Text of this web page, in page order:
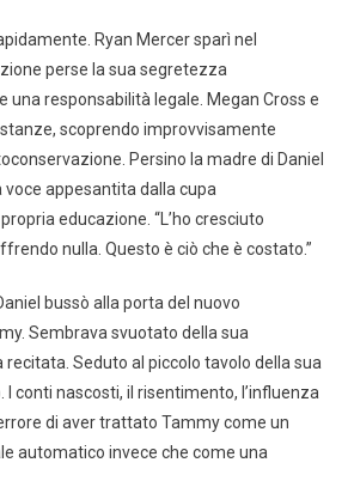
Ryan Mercer sparì nel
perse la sua segretezza
una responsabilità legale. Megan Cross e
scoprendo improvvisamente
Persino la madre di Daniel
voce appesantita dalla cupa
educazione. “L’ho cresciuto
nulla. Questo è ciò che è costato.”
bussò alla porta del nuovo
Sembrava svuotato della sua
Seduto al piccolo tavolo della sua
conti nascosti, il risentimento, l’influenza
di aver trattato Tammy come un
automatico invece che come una